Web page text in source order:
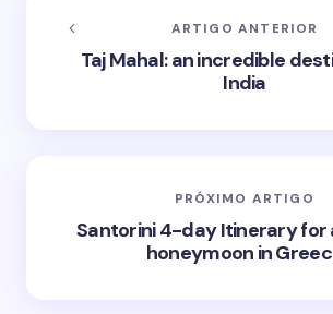
ARTIGO ANTERIOR
Taj Mahal: an incredible
India
PRÓXIMO ARTIGO
Santorini 4-day Itinerary for
honeymoon in